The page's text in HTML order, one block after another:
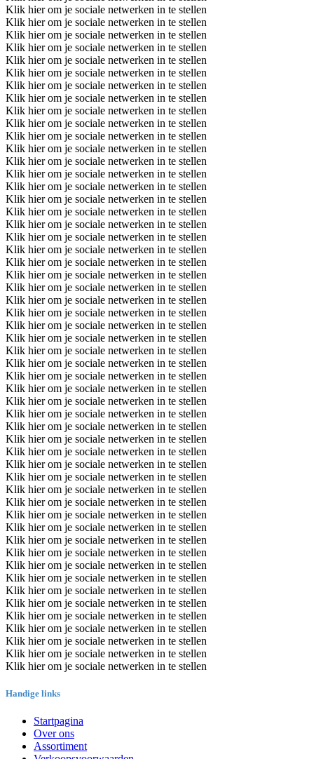
Klik hier om je sociale netwerken in te stellen
Klik hier om je sociale netwerken in te stellen
Klik hier om je sociale netwerken in te stellen
Klik hier om je sociale netwerken in te stellen
Klik hier om je sociale netwerken in te stellen
Klik hier om je sociale netwerken in te stellen
Klik hier om je sociale netwerken in te stellen
Klik hier om je sociale netwerken in te stellen
Klik hier om je sociale netwerken in te stellen
Klik hier om je sociale netwerken in te stellen
Klik hier om je sociale netwerken in te stellen
Klik hier om je sociale netwerken in te stellen
Klik hier om je sociale netwerken in te stellen
Klik hier om je sociale netwerken in te stellen
Klik hier om je sociale netwerken in te stellen
Klik hier om je sociale netwerken in te stellen
Klik hier om je sociale netwerken in te stellen
Klik hier om je sociale netwerken in te stellen
Klik hier om je sociale netwerken in te stellen
Klik hier om je sociale netwerken in te stellen
Klik hier om je sociale netwerken in te stellen
Klik hier om je sociale netwerken in te stellen
Klik hier om je sociale netwerken in te stellen
Klik hier om je sociale netwerken in te stellen
Klik hier om je sociale netwerken in te stellen
Klik hier om je sociale netwerken in te stellen
Klik hier om je sociale netwerken in te stellen
Klik hier om je sociale netwerken in te stellen
Klik hier om je sociale netwerken in te stellen
Klik hier om je sociale netwerken in te stellen
Klik hier om je sociale netwerken in te stellen
Klik hier om je sociale netwerken in te stellen
Klik hier om je sociale netwerken in te stellen
Klik hier om je sociale netwerken in te stellen
Klik hier om je sociale netwerken in te stellen
Klik hier om je sociale netwerken in te stellen
Klik hier om je sociale netwerken in te stellen
Klik hier om je sociale netwerken in te stellen
Klik hier om je sociale netwerken in te stellen
Klik hier om je sociale netwerken in te stellen
Klik hier om je sociale netwerken in te stellen
Klik hier om je sociale netwerken in te stellen
Klik hier om je sociale netwerken in te stellen
Klik hier om je sociale netwerken in te stellen
Klik hier om je sociale netwerken in te stellen
Klik hier om je sociale netwerken in te stellen
Klik hier om je sociale netwerken in te stellen
Klik hier om je sociale netwerken in te stellen
Klik hier om je sociale netwerken in te stellen
Klik hier om je sociale netwerken in te stellen
Klik hier om je sociale netwerken in te stellen
Klik hier om je sociale netwerken in te stellen
Klik hier om je sociale netwerken in te stellen
Handige links
Startpagina
Over ons
Assortiment